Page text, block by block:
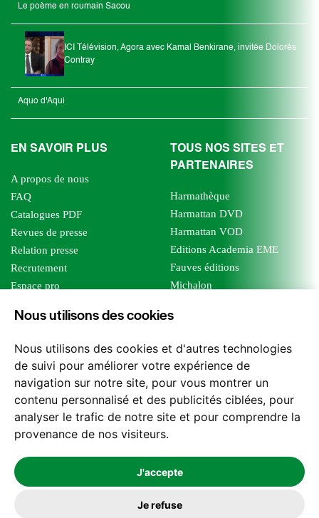
Nous utilisons des cookies
Nous utilisons des cookies et d'autres technologies
de suivi pour améliorer votre expérience de
navigation sur notre site, pour vous montrer un
contenu personnalisé et des publicités ciblées, pour
analyser le trafic de notre site et pour comprendre la
provenance de nos visiteurs.
J'accepte
Je refuse
Le poème en roumain Sacou
ICI Télévision, Agora avec Kamal Benkirane, invitée Dolorès
Contray
Aquo d'Aqui
EN SAVOIR PLUS
A propos de nous
FAQ
Catalogues PDF
Revues de presse
Relation presse
Recrutement
Espace pro
Foreign rights
TOUS NOS SITES ET
PARTENAIRES
Harmathèque
Harmattan DVD
Harmattan VOD
Editions Academia EME
Fauves éditions
Michalon
Editions Sutton
Les impliqués
Tous les éditeurs
Nos structures
Nous contacter